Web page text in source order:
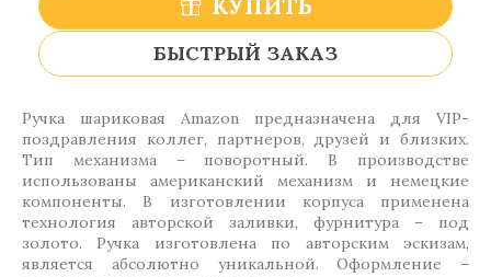
БЫСТРЫЙ ЗАКАЗ
Ручка шариковая Amazon предназначена для VIP-
поздравления коллег, партнеров, друзей и близких.
Тип механизма – поворотный. В производстве
использованы американский механизм и немецкие
компоненты. В изготовлении корпуса применена
технология авторской заливки, фурнитура – под
золото. Ручка изготовлена по авторским эскизам,
является абсолютно уникальной. Оформление –